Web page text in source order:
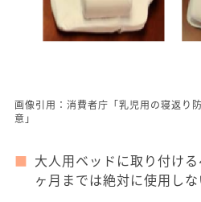
画像引用：消費者庁「乳児用の寝返り
意」
大人用ベッドに取り付け
ヶ月までは絶対に使用しな